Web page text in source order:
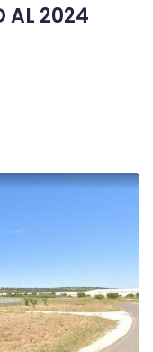
AL 2024